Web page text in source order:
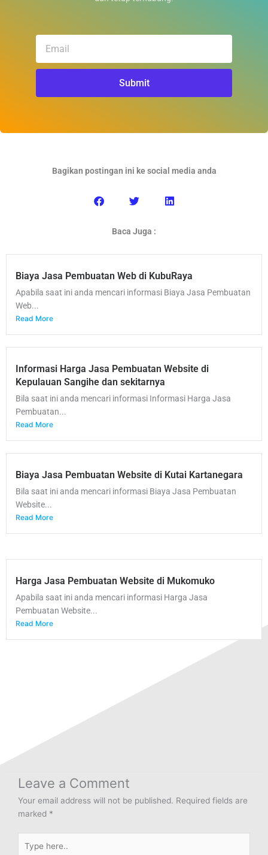
Submit
Bagikan postingan ini ke social media anda
Baca Juga :
Biaya Jasa Pembuatan Web di KubuRaya
Apabila saat ini anda mencari informasi Biaya Jasa Pembuatan
Web...
Read More
Informasi Harga Jasa Pembuatan Website di
Kepulauan Sangihe dan sekitarnya
Bila saat ini anda mencari informasi Informasi Harga Jasa
Pembuatan...
Read More
Biaya Jasa Pembuatan Website di Kutai Kartanegara
Bila saat ini anda mencari informasi Biaya Jasa Pembuatan
Website...
Read More
Harga Jasa Pembuatan Website di Mukomuko
Apabila saat ini anda mencari informasi Harga Jasa
Pembuatan Website...
Read More
Leave a Comment
Your email address will not be published. Required fields are
marked *
here..